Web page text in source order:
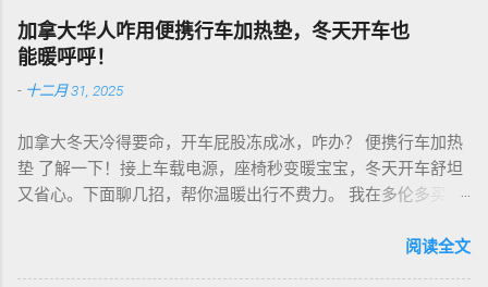
邻居可能嫌吵…… 磨豆有讲究。粗磨适合法压壶，细磨适合意式
咖啡机，App上查磨豆粗细对照表，新手不翻车。我每周磨一
次，存密封罐，早上冲杯咖啡，香到飞起！德国超市咖啡豆
贵，网购Amazon.de或本地咖啡店促销，10欧元买半磅好豆，
欧元搞定。华人微信群也有二手交易，20欧元能淘好货。 便携
咖啡磨豆机 让德国华人租房也能喝精品咖啡，赶紧试试，生活
更有味！
加拿大华人咋用便携行车加热垫，冬天开车也
能暖呼呼！
- 十二月 31, 2025
加拿大冬天冷得要命，开车屁股冻成冰，咋办？ 便携行车加热
垫 了解一下！接上车载电源，座椅秒变暖宝宝，冬天开车舒坦
又省心。下面聊几招，帮你温暖出行不费力。 我在多伦多买了
质，绒布的舒服又耐用，像Wagan、Comfier这些牌子，加热快
阅读全文